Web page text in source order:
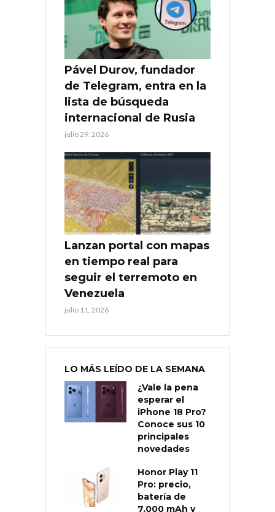
Pável Durov, fundador
de Telegram, entra en la
lista de búsqueda
internacional de Rusia
julio 29, 2026
Lanzan portal con mapas
en tiempo real para
seguir el terremoto en
Venezuela
julio 11, 2026
LO MÁS LEÍDO DE LA SEMANA
¿Vale la pena
esperar el
iPhone 18 Pro?
Conoce sus 10
principales
novedades
Honor Play 11
Pro: precio,
batería de
7.000 mAh y